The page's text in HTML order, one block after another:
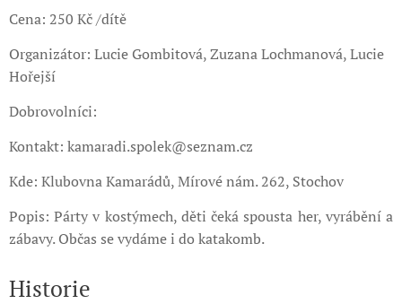
Cena: 250 Kč /dítě
Organizátor: Lucie Gombitová, Zuzana Lochmanová, Lucie
Hořejší
Dobrovolníci:
Kontakt: kamaradi.spolek@seznam.cz
Kde: Klubovna Kamarádů, Mírové nám. 262, Stochov
Popis: Párty v kostýmech, děti čeká spousta her, vyrábění a
zábavy. Občas se vydáme i do katakomb.
Historie